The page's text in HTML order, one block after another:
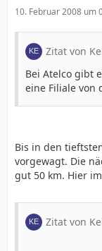
10. Februar 2008 um
Zitat von
Bei Atelco gibt
eine Filiale von
Bis in den
vorgewagt. Die
gut 50 km. Hier
Zitat von